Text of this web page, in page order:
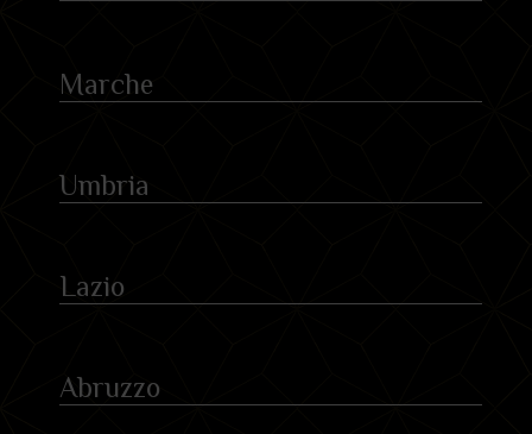
Marche
Umbria
Lazio
Abruzzo